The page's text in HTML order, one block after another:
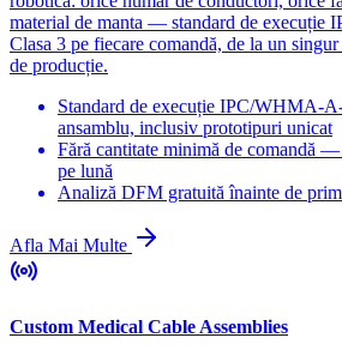
material de manta — standard de execuție
Clasa 3 pe fiecare comandă, de la un
de producție.
Standard de execuție IPC/WHMA-
ansamblu, inclusiv prototipuri unicat
Fără cantitate minimă de comandă
pe lună
Analiză DFM gratuită înainte de
Afla Mai Multe
Custom Medical Cable Assemblies